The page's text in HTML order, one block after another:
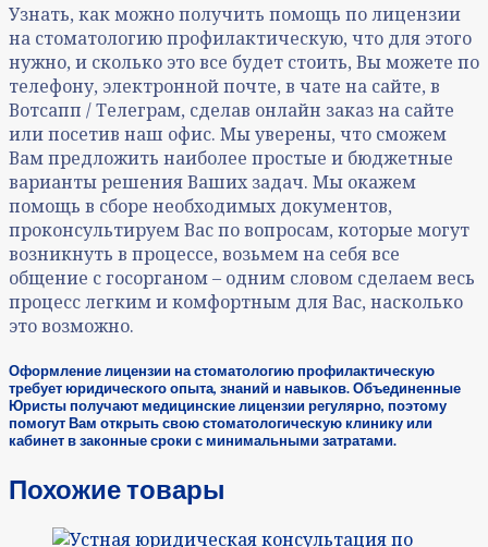
Узнать, как можно получить помощь по лицензии
на стоматологию профилактическую, что для этого
нужно, и сколько это все будет стоить, Вы можете по
телефону, электронной почте, в чате на сайте, в
Вотсапп / Телеграм, сделав онлайн заказ на сайте
или посетив наш офис. Мы уверены, что сможем
Вам предложить наиболее простые и бюджетные
варианты решения Ваших задач. Мы окажем
помощь в сборе необходимых документов,
проконсультируем Вас по вопросам, которые могут
возникнуть в процессе, возьмем на себя все
общение с госорганом – одним словом сделаем весь
процесс легким и комфортным для Вас, насколько
это возможно.
Оформление лицензии на стоматологию профилактическую
требует юридического опыта, знаний и навыков. Объединенные
Юристы получают медицинские лицензии регулярно, поэтому
помогут Вам открыть свою стоматологическую клинику или
кабинет в законные сроки с минимальными затратами.
Похожие товары